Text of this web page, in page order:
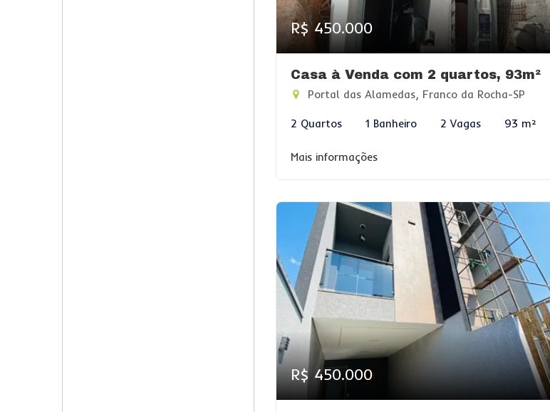
R$ 450.000
Casa à Venda com 2 quartos, 93m²
Portal das Alamedas, Franco da Rocha-SP
2 Quartos 1 Banheiro 2 Vagas 93 m²
Mais informações
R$ 450.000